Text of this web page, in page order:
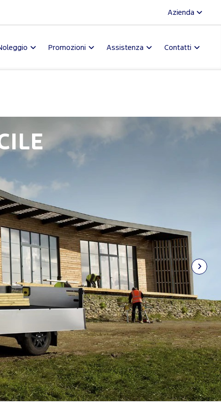
Azienda
Promozioni Assistenza Contatti